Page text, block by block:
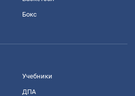
Бокс
Учебники
ДПА